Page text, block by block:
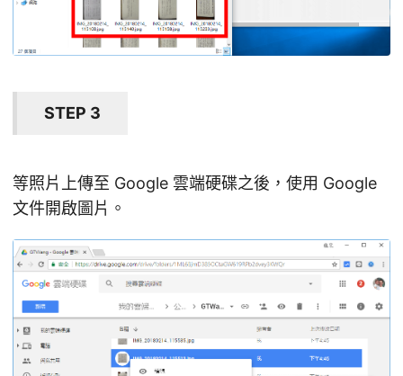
STEP 3
等照片上傳至 Google 雲端硬碟之後，使用 Google
文件開啟圖片。